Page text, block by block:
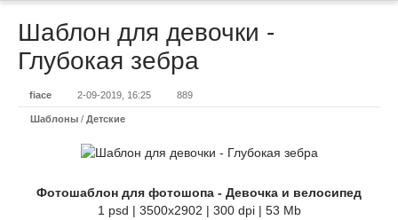
Шаблон для девочки -
Глубокая зебра
fiace 2-09-2019, 16:25 889
Шаблоны / Детские
Фотошаблон для фотошопа - Девочка и велосипед
1 psd | 3500x2902 | 300 dpi | 53 Mb